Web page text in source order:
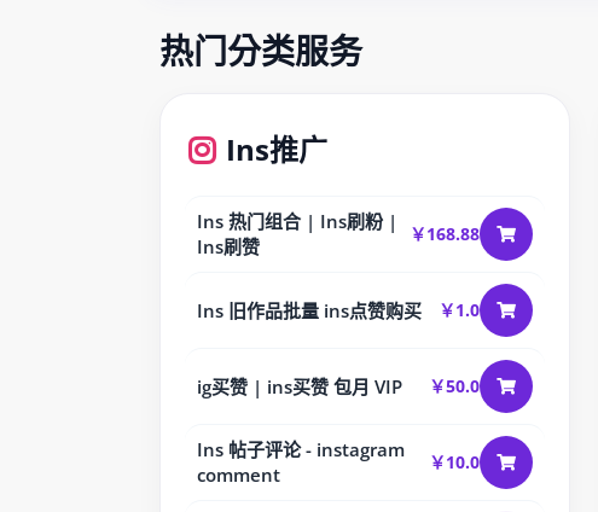
热门分类服务
Ins推广
Ins 热门组合 | Ins刷粉 |
Ins刷赞
￥168.88
Ins 旧作品批量 ins点赞购买 ￥1.0
ig买赞 | ins买赞 包月 VIP ￥50.0
Ins 帖子评论 - instagram
comment
￥10.0